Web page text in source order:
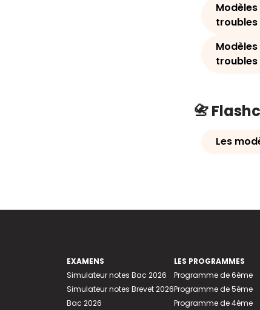
troubles
troubles
📇
Les
EXAMENS
Simulateur notes Bac 2026
Simulateur notes Brevet 2026
Bac 2026
LES PROGRAMMES
Programme de 6ème
Programme de 5ème
Programme de 4ème